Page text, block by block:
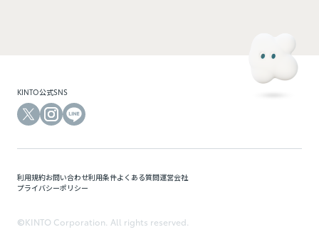
KINTO公式SNS
利用規約お問い合わせ利用条件よくある質問運営会社
プライバシーポリシー
©KINTO Corporation. All rights reserved.